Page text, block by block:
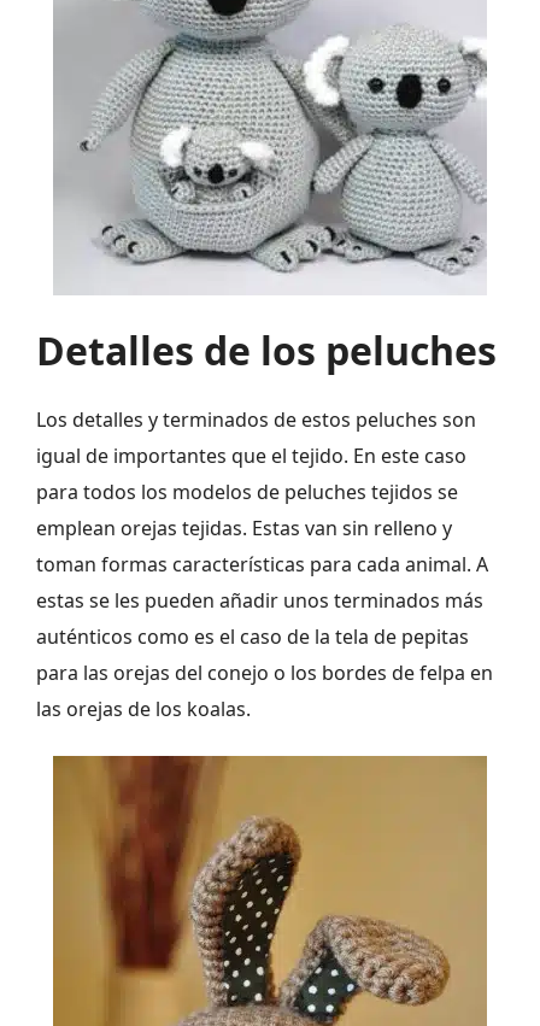
Detalles de los peluches
Los detalles y terminados de estos peluches son
igual de importantes que el tejido. En este caso
para todos los modelos de peluches tejidos se
emplean orejas tejidas. Estas van sin relleno y
toman formas características para cada animal. A
estas se les pueden añadir unos terminados más
auténticos como es el caso de la tela de pepitas
para las orejas del conejo o los bordes de felpa en
las orejas de los koalas.